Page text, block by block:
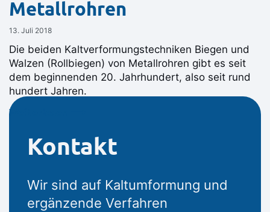
Metallrohren
13. Juli 2018
Die beiden Kaltverformungstechniken Biegen und
Walzen (Rollbiegen) von Metallrohren gibt es seit
dem beginnenden 20. Jahrhundert, also seit rund
hundert Jahren.
Weiterlesen ⟶
Kontakt
Wir sind auf Kaltumformung und
ergänzende Verfahren